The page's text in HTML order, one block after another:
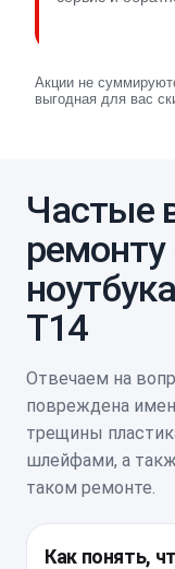
Акции не
выгодная для вас
Частые
T14
Отвечаем на
повреждена
трещины
шлейфами, а
таком ремонте.
Как понять,